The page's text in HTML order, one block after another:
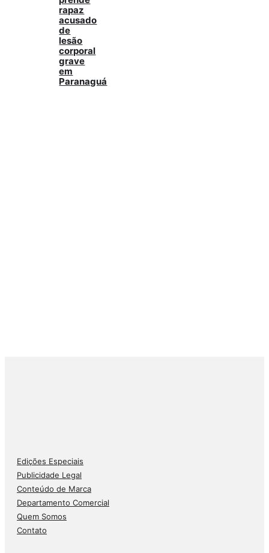
rapaz
acusado
de
lesão
corporal
grave
em
Paranaguá
Edições Especiais
Publicidade Legal
Conteúdo de Marca
Departamento Comercial
Quem Somos
Contato